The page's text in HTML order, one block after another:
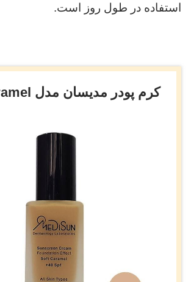
استفاده در طول روز است.
کرم پودر مدیسان مدل Soft Caramel